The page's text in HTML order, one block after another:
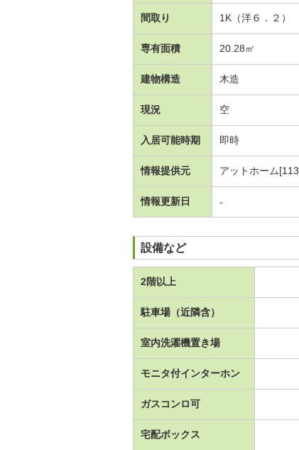
間取り 1K（洋６．２）
専有面積 20.28㎡
建物構造 木造
現況 空
入居可能時期 即時
情報提供元 アットホーム
情報更新日 -
設備など
2階以上
駐車場（近隣含）
室内洗濯機置き場
モニタ付インターホン
ガスコンロ可
宅配ボックス